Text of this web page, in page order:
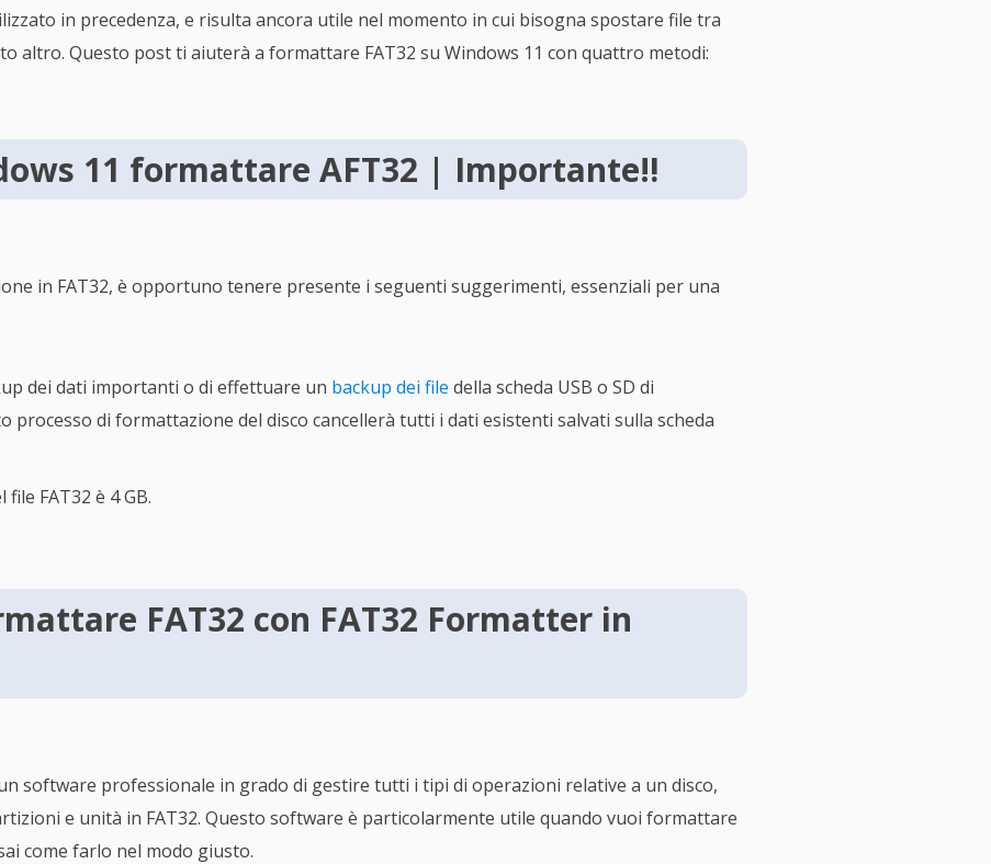
in precedenza, e risulta ancora utile nel momento in cui bisogna spostare file tra
altro. Questo post ti aiuterà a formattare FAT32 su Windows 11 con quattro metodi:
11 formattare AFT32 | Importante‼️
in FAT32, è opportuno tenere presente i seguenti suggerimenti, essenziali per una
dei dati importanti o di effettuare un backup dei file della scheda USB o SD di
processo di formattazione del disco cancellerà tutti i dati esistenti salvati sulla scheda
FAT32 è 4 GB.
FAT32 con FAT32 Formatter in
software professionale in grado di gestire tutti i tipi di operazioni relative a un disco,
e unità in FAT32. Questo software è particolarmente utile quando vuoi formattare
come farlo nel modo giusto.